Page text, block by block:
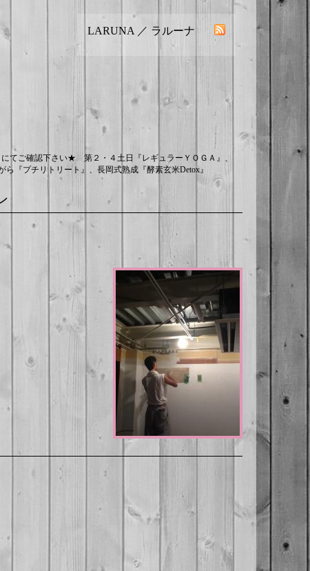
LARUNA ／ ラルーナ
てご確認下さい★ 第２・４土日『レギュラーＹＯＧＡ』、
ら『プチリトリート』、長岡式熟成『酵素玄米Detox』